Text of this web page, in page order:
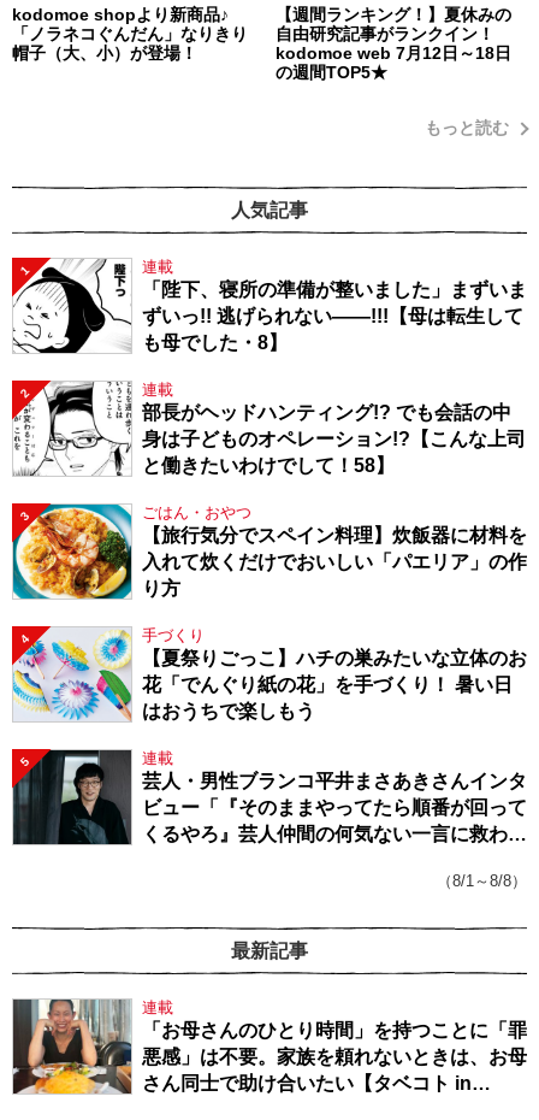
kodomoe shopより新商品♪
「ノラネコぐんだん」なりきり
帽子（大、小）が登場！
【週間ランキング！】夏休みの
自由研究記事がランクイン！
kodomoe web 7月12日～18日
の週間TOP5★
もっと読む
人気記事
1 連載
「陛下、寝所の準備が整いました」まずいま
ずいっ!! 逃げられない――!!!【母は転生して
も母でした・8】
2 連載
部長がヘッドハンティング!? でも会話の中
身は子どものオペレーション!?【こんな上司
と働きたいわけでして！58】
3 ごはん・おやつ
【旅行気分でスペイン料理】炊飯器に材料を
入れて炊くだけでおいしい「パエリア」の作
り方
4 手づくり
【夏祭りごっこ】ハチの巣みたいな立体のお
花「でんぐり紙の花」を手づくり！ 暑い日
はおうちで楽しもう
5 連載
芸人・男性ブランコ平井まさあきさんインタ
ビュー「『そのままやってたら順番が回って
くるやろ』芸人仲間の何気ない一言に救われ
（8/1～8/8）
最新記事
連載
「お母さんのひとり時間」を持つことに「罪
悪感」は不要。家族を頼れないときは、お母
さん同士で助け合いたい【タベコト in